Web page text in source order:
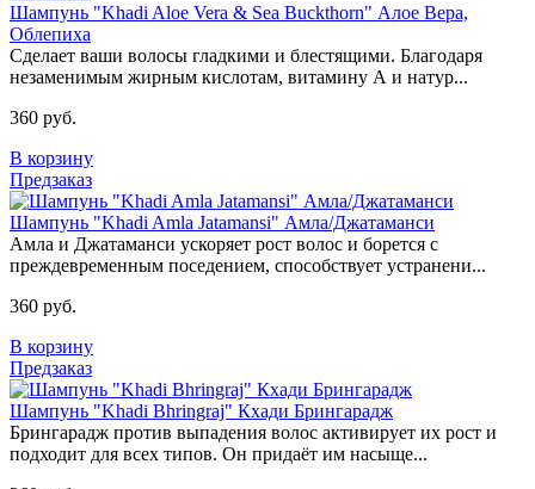
Шампунь "Khadi Aloe Vera & Sea Buckthorn" Алое Вера,
Облепиха
Сделает ваши волосы гладкими и блестящими. Благодаря
незаменимым жирным кислотам, витамину А и натур...
360 руб.
В корзину
Предзаказ
Шампунь "Khadi Amla Jatamansi" Амла/Джатаманси
Амла и Джатаманси ускоряет рост волос и борется с
преждевременным поседением, способствует устранени...
360 руб.
В корзину
Предзаказ
Шампунь "Khadi Bhringraj" Кхади Брингарадж
Брингарадж против выпадения волос активирует их рост и
подходит для всех типов. Он придаёт им насыще...